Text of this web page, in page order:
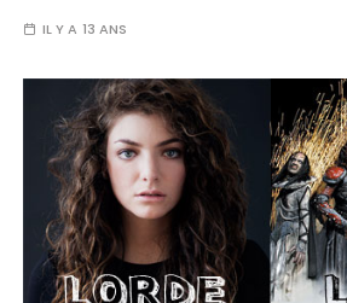
IL Y A 13 ANS